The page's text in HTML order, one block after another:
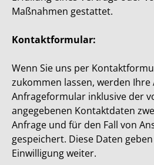
Maßnahmen gestattet.
Kontaktformular:
Wenn Sie uns per
zukommen lassen, werden Ihre
Anfrageformular inklusive der
angegebenen Kontaktdaten
Anfrage und für den Fall von
gespeichert. Diese Daten
Einwilligung weiter.